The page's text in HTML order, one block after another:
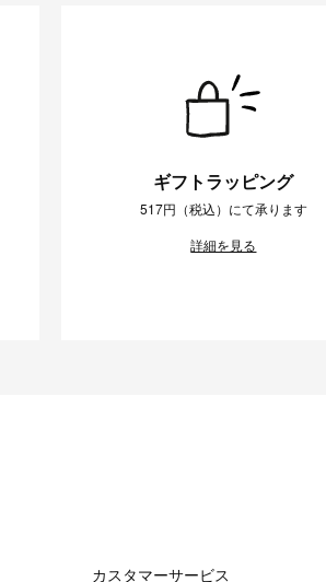
ギフトラッピング
517円（税込）にて承ります
詳細を見る
カスタマーサービス